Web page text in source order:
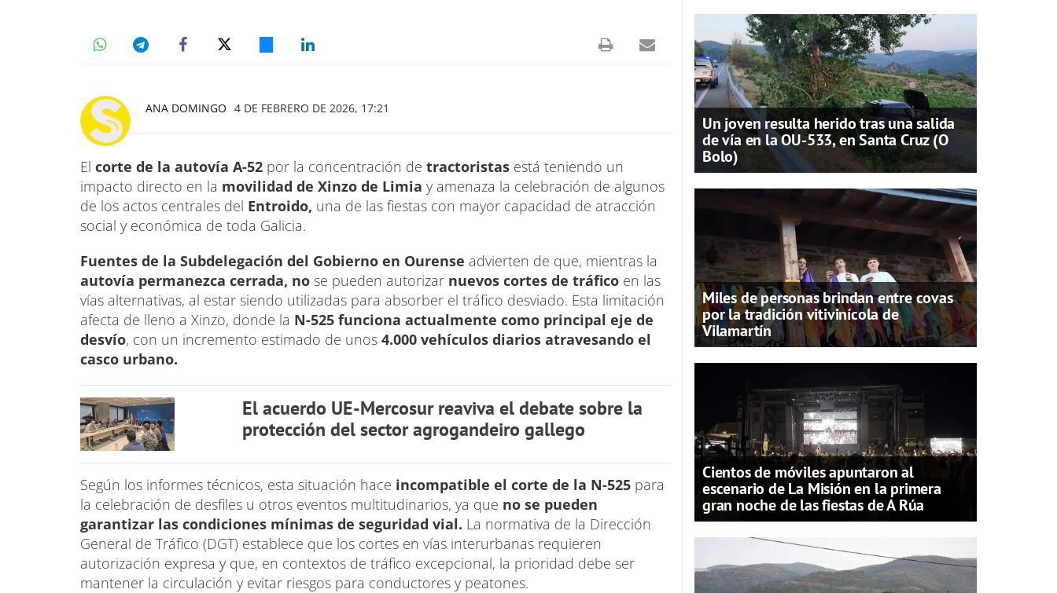
ANA DOMINGO 4 DE FEBRERO DE 2026, 17:21
El corte de la autovía A-52 por la concentración de tractoristas está teniendo un
impacto directo en la movilidad de Xinzo de Limia y amenaza la celebración de algunos
de los actos centrales del Entroido, una de las fiestas con mayor capacidad de atracción
social y económica de toda Galicia.
Fuentes de la Subdelegación del Gobierno en Ourense advierten de que, mientras la
autovía permanezca cerrada, no se pueden autorizar nuevos cortes de tráfico en las
vías alternativas, al estar siendo utilizadas para absorber el tráfico desviado. Esta limitación
afecta de lleno a Xinzo, donde la N-525 funciona actualmente como principal eje de
desvío, con un incremento estimado de unos 4.000 vehículos diarios atravesando el
casco urbano.
El acuerdo UE-Mercosur reaviva el debate sobre la
protección del sector agrogandeiro gallego
Según los informes técnicos, esta situación hace incompatible el corte de la N-525 para
la celebración de desfiles u otros eventos multitudinarios, ya que no se pueden
garantizar las condiciones mínimas de seguridad vial. La normativa de la Dirección
General de Tráfico (DGT) establece que los cortes en vías interurbanas requieren
autorización expresa y que, en contextos de tráfico excepcional, la prioridad debe ser
mantener la circulación y evitar riesgos para conductores y peatones.
Un joven resulta herido tras una salida
de vía en la OU-533, en Santa Cruz (O
Bolo)
Miles de personas brindan entre covas
por la tradición vitivinícola de
Vilamartín
Cientos de móviles apuntaron al
escenario de La Misión en la primera
gran noche de las fiestas de A Rúa